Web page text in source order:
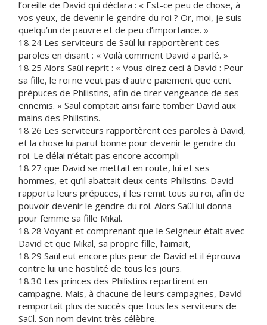
l’oreille de David qui déclara : « Est-ce peu de chose, à
vos yeux, de devenir le gendre du roi ? Or, moi, je suis
quelqu’un de pauvre et de peu d’importance. »
18.24 Les serviteurs de Saül lui rapportèrent ces
paroles en disant : « Voilà comment David a parlé. »
18.25 Alors Saül reprit : « Vous direz ceci à David : Pour
sa fille, le roi ne veut pas d’autre paiement que cent
prépuces de Philistins, afin de tirer vengeance de ses
ennemis. » Saül comptait ainsi faire tomber David aux
mains des Philistins.
18.26 Les serviteurs rapportèrent ces paroles à David,
et la chose lui parut bonne pour devenir le gendre du
roi. Le délai n’était pas encore accompli
18.27 que David se mettait en route, lui et ses
hommes, et qu’il abattait deux cents Philistins. David
rapporta leurs prépuces, il les remit tous au roi, afin de
pouvoir devenir le gendre du roi. Alors Saül lui donna
pour femme sa fille Mikal.
18.28 Voyant et comprenant que le Seigneur était avec
David et que Mikal, sa propre fille, l’aimait,
18.29 Saül eut encore plus peur de David et il éprouva
contre lui une hostilité de tous les jours.
18.30 Les princes des Philistins repartirent en
campagne. Mais, à chacune de leurs campagnes, David
remportait plus de succès que tous les serviteurs de
Saül. Son nom devint très célèbre.